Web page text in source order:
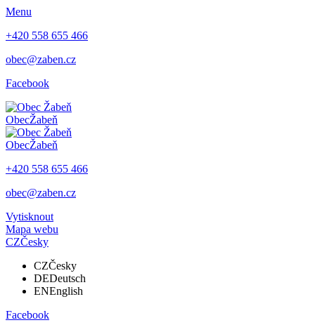
Menu
+420 558 655 466
obec@zaben.cz
Facebook
ObecŽabeň
ObecŽabeň
+420 558 655 466
obec@zaben.cz
Vytisknout
Mapa webu
CZČesky
CZČesky
DEDeutsch
ENEnglish
Facebook